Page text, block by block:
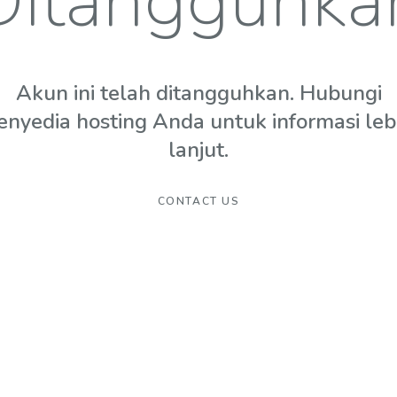
Akun ini telah ditangguhkan. Hubungi
hosting Anda untuk informasi
lanjut.
CONTACT US